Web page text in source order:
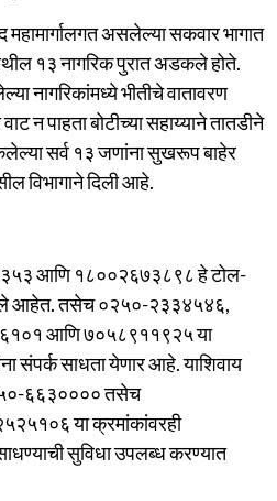
असलेल्या सकवार भागात
१३ नागरिक पुरात अडकले होते.
नागरिकांमध्ये भीतीचे वातावरण
न पाहता बोटीच्या सहाय्याने तातडीने
सर्व १३ जणांना सुखरूप बाहेर
विभागाने दिली आहे.
आणि १८००२६७३८९८ हे टोल-
आहेत. तसेच ०२५०-२३३४५४६,
आणि ७०५८९११९२५ या
संपर्क साधता येणार आहे. याशिवाय
६६३०००० तसेच
या क्रमांकांवरही
सुविधा उपलब्ध करण्यात